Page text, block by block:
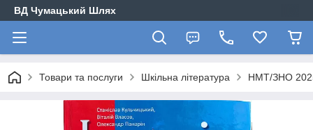
ВД Чумацький Шлях
Товари та послуги Шкільна література НМТ/ЗНО